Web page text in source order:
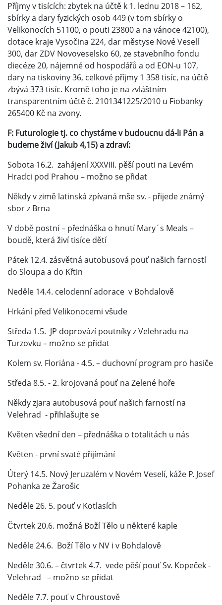
Příjmy v tisících: zbytek na účtě k 1. lednu 2018 – 162,
sbírky a dary fyzických osob 449 (v tom sbírky o
Velikonocích 51100, o pouti 23800 a na vánoce 42100),
dotace kraje Vysočina 224, dar městyse Nové Veselí
300, dar ZDV Novoveselsko 60, ze stavebního fondu
diecéze 20, nájemné od hospodářů a od EON-u 107,
dary na tiskoviny 36, celkové příjmy 1 358 tisíc, na účtě
zbývá 373 tisíc. Kromě toho je na zvláštním
transparentním účtě č. 2101341225/2010 u Fiobanky
265400 Kč na zvony.
F: Futurologietj. co chystáme v budoucnu dá-li Pán a
budeme živí (Jakub 4,15) a zdraví:
Sobota 16.2. zahájení XXXVIII. pěší pouti na Levém
Hradci pod Prahou – možno se přidat
Někdy v zimě latinská zpívaná mše sv. - přijede známý
sbor z Brna
V době postní – přednáška o hnutí Mary´s Meals –
boudě, která živí tisíce dětí
Pátek 12.4. zásvětná autobusová pouť našich farností
do Sloupa a do Křtin
Neděle 14.4. celodenní adorace v Bohdalově
Hrkání před Velikonocemi všude
Středa 1.5. JP doprovází poutníky z Velehradu na
Turzovku – možno se přidat
Kolem sv. Floriána - 4.5. – duchovní program pro hasiče
Středa 8.5. - 2. krojovaná pouť na Zelené hoře
Někdy zjara autobusová pouť našich farností na
Velehrad - přihlašujte se
Květen všední den – přednáška o totalitách u nás
Květen - první svaté přijímání
Úterý 14.5. Nový Jeruzalém v Novém Veselí, káže P. Josef
Pohanka ze Žarošic
Neděle 26. 5. pouť v Kotlasích
Čtvrtek 20.6. možná Boží Tělo u některé kaple
Neděle 24.6. Boží Tělo v NV i v Bohdalově
Neděle 30.6. – čtvrtek 4.7. vede pěší pouť Sv. Kopeček -
Velehrad – možno se přidat
Neděle 7.7. pouť v Chroustově